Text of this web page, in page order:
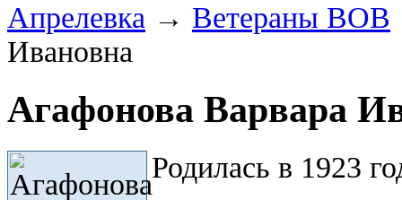
Апрелевка → Ветераны ВОВ
Ивановна
Агафонова Варвара
Родилась в 1923